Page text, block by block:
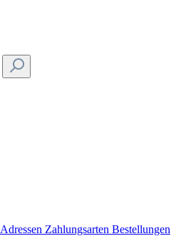
Adressen Zahlungsarten Bestellungen